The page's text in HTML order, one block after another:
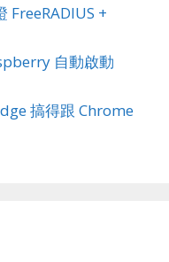
FreeRADIUS +
自動啟動
搞得跟 Chrome